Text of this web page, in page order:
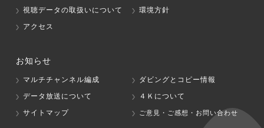
視聴データの取扱いについて
環境方針
アクセス
お知らせ
マルチチャンネル編成
ダビングとコピー情報
データ放送について
４Ｋについて
サイトマップ
ご意見・ご感想・お問い合わせ